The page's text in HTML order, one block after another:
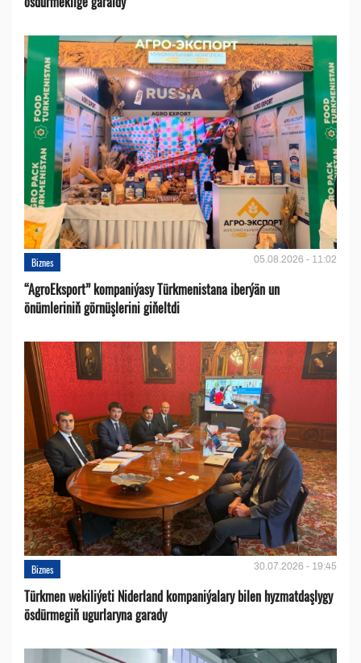
Biznes 05.08.2026 - 11:02
“AgroEksport” kompaniýasy Türkmenistana iberýän un
önümleriniň görnüşlerini giňeltdi
Biznes 30.07.2026 - 19:45
Türkmen wekiliýeti Niderland kompaniýalary bilen hyzmatdaşlygy
ösdürmegiň ugurlaryna garady